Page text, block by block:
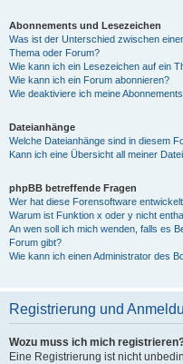
Abonnements und Lesezeichen
Was ist der Unterschied zwischen
Thema oder Forum?
Wie kann ich ein Lesezeichen auf ein
Wie kann ich ein Forum abonnieren?
Wie deaktiviere ich meine
Dateianhänge
Welche Dateianhänge sind in diesem
Kann ich eine Übersicht all meiner
phpBB betreffende Fragen
Wer hat diese Forensoftware
Warum ist Funktion x oder y nicht
An wen soll ich mich wenden, falls es
Forum gibt?
Wie kann ich einen Administrator des
Registrierung und
Wozu muss ich mich
Eine Registrierung ist nicht